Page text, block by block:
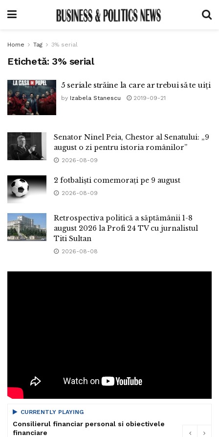
Home Tag 3% serial
Etichetă: 3% serial
5 seriale străine la care ar trebui să te uiți
by Izabela Stanescu 2019-09-21
Senator Ninel Peia, Chestor al Senatului: „9
august o zi pentru istoria românilor”
2026-08-09
2 fotbaliști comemorați pe 9 august
2026-08-09
Retrospectiva politică a săptămânii 1-8
august 2026 la Profi 24 TV cu jurnalistul
Titi Sultan
2026-08-08
CURRENTLY PLAYING
Consilierul financiar personal si obiectivele
financiare